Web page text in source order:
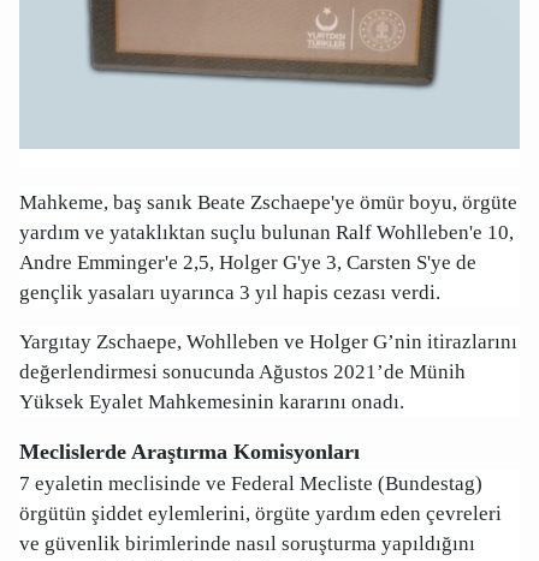
Mahkeme, baş sanık Beate Zschaepe'ye ömür boyu, örgüte
yardım ve yataklıktan suçlu bulunan Ralf Wohlleben'e 10,
Andre Emminger'e 2,5, Holger G'ye 3, Carsten S'ye de
gençlik yasaları uyarınca 3 yıl hapis cezası verdi.
Yargıtay Zschaepe, Wohlleben ve Holger G’nin itirazlarını
değerlendirmesi sonucunda Ağustos 2021’de Münih
Yüksek Eyalet Mahkemesinin kararını onadı.
Meclislerde Araştırma Komisyonları
7 eyaletin meclisinde ve Federal Mecliste (Bundestag)
örgütün şiddet eylemlerini, örgüte yardım eden çevreleri
ve güvenlik birimlerinde nasıl soruşturma yapıldığını